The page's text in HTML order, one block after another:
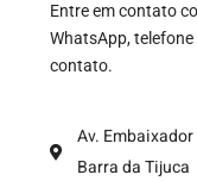
Entre em contato
WhatsApp,
contato.
Av.
Barra da Tijuca